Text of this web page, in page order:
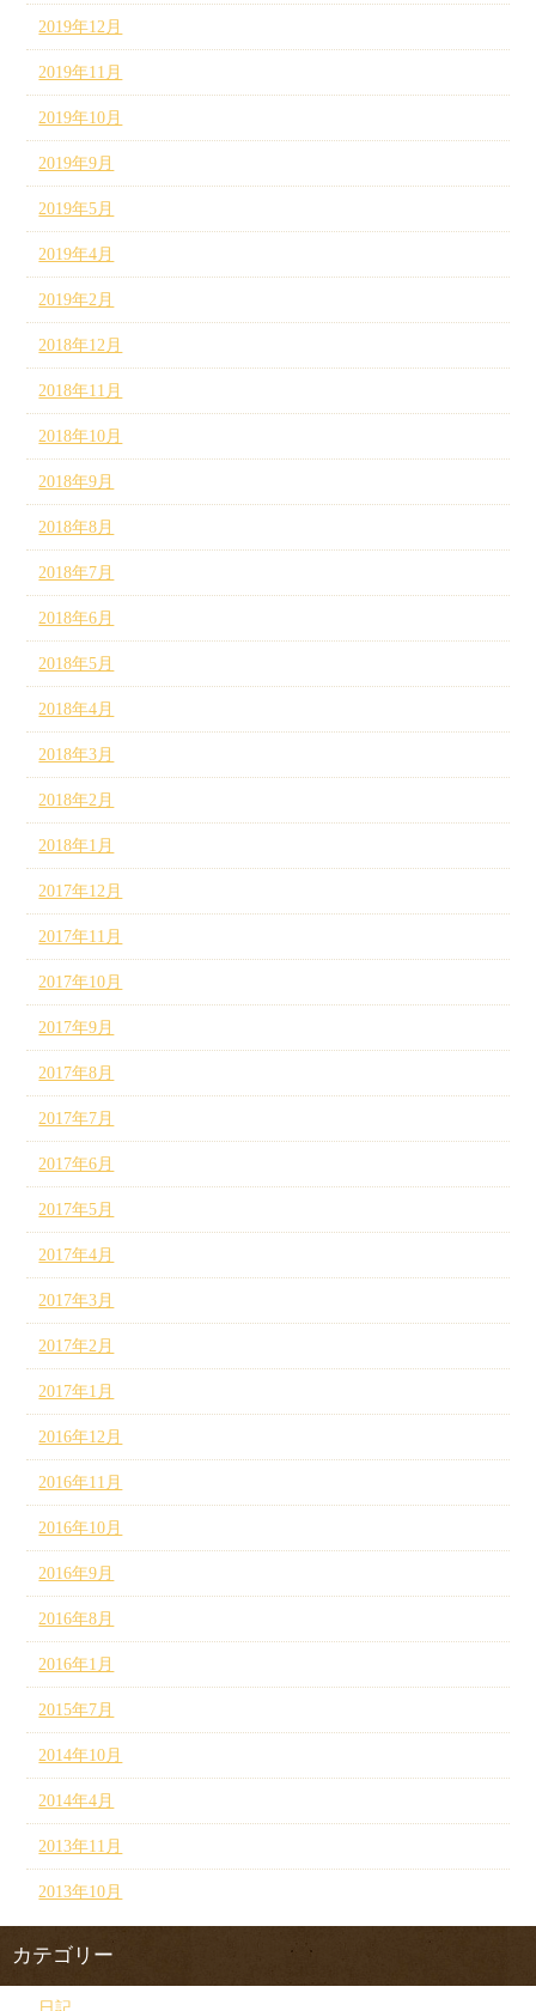
2019年12月
2019年11月
2019年10月
2019年9月
2019年5月
2019年4月
2019年2月
2018年12月
2018年11月
2018年10月
2018年9月
2018年8月
2018年7月
2018年6月
2018年5月
2018年4月
2018年3月
2018年2月
2018年1月
2017年12月
2017年11月
2017年10月
2017年9月
2017年8月
2017年7月
2017年6月
2017年5月
2017年4月
2017年3月
2017年2月
2017年1月
2016年12月
2016年11月
2016年10月
2016年9月
2016年8月
2016年1月
2015年7月
2014年10月
2014年4月
2013年11月
2013年10月
カテゴリー